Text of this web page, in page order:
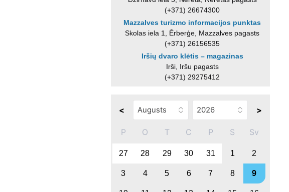
(+371) 26674300
Mazzalves turizmo informacijos punktas
Skolas iela 1, Ērberģe, Mazzalves pagasts
(+371) 26156535
Iršių dvaro klėtis – magazinas
Irši, Iršu pagasts
(+371) 29275412
< >
P O T C P S Sv
27 28 29 30 31 1 2
3 4 5 6 7 8 9